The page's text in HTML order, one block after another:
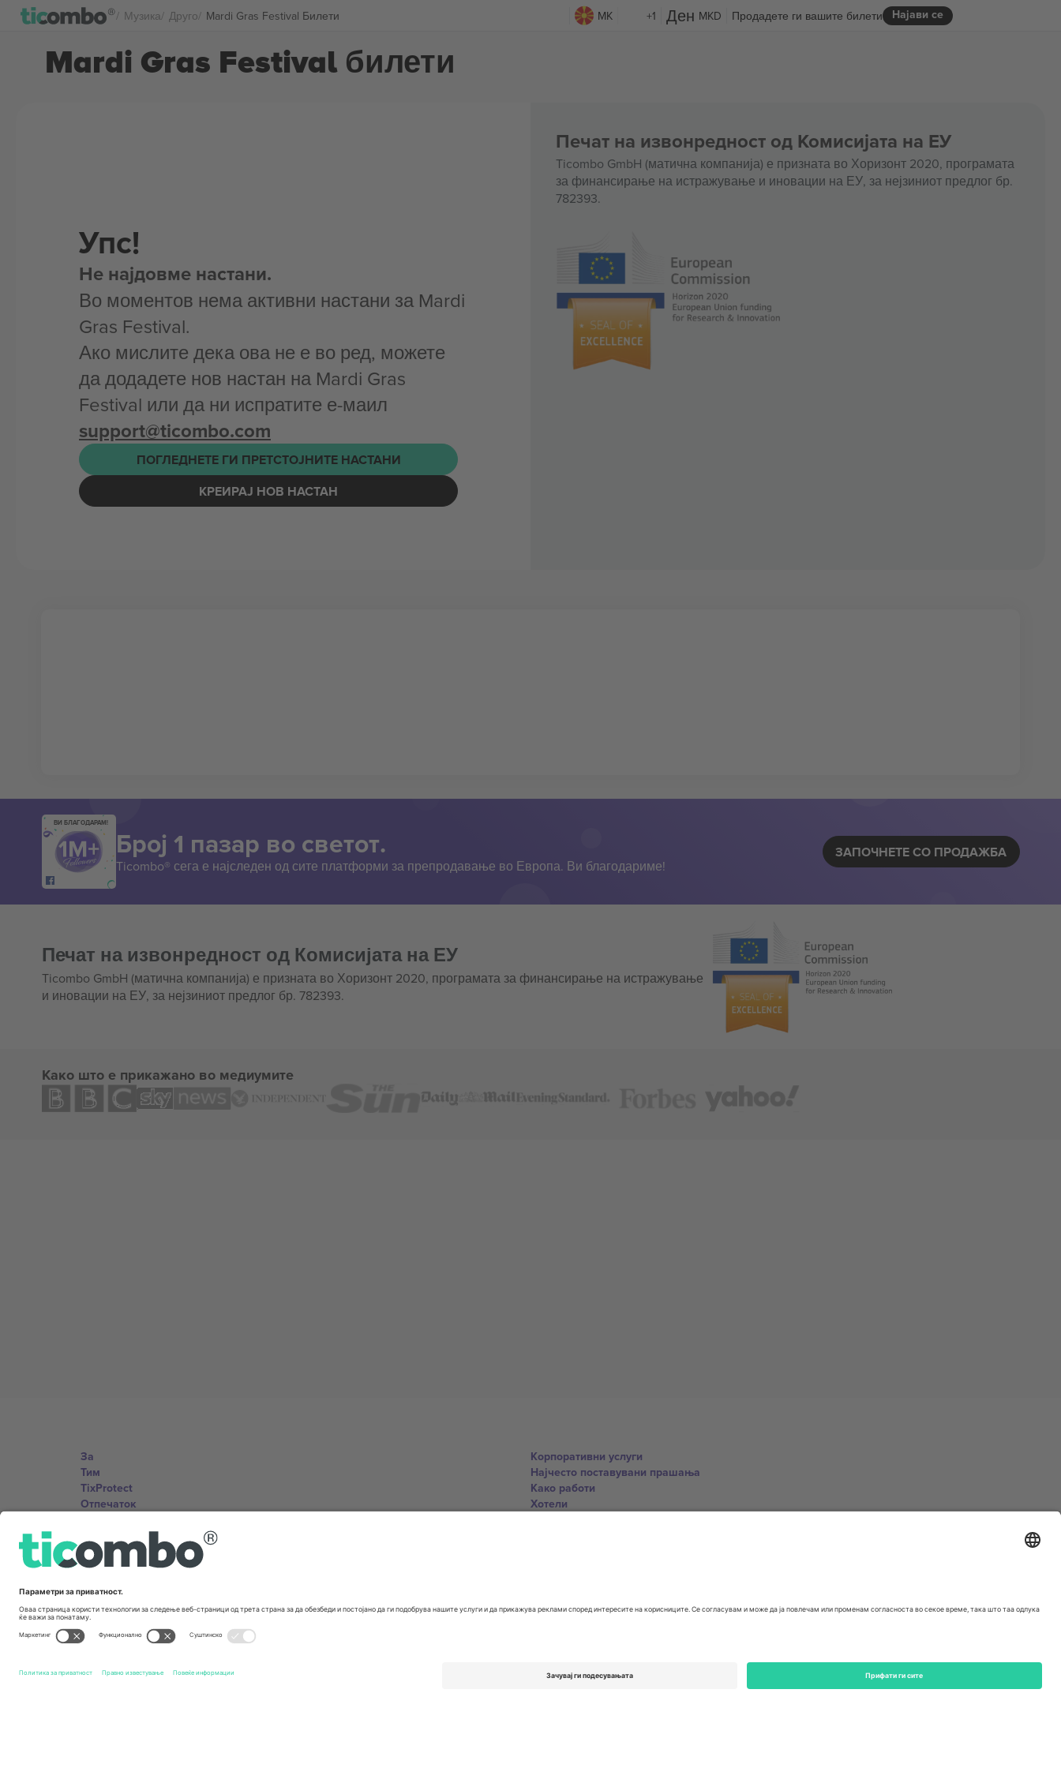
Музика Друго Mardi Gras Festival Билети MK +1 MKD Најави се
Продадете ги вашите билети
Mardi Gras Festival билети
Упс!
Не најдовме настани.
Во моментов нема активни настани за Mardi
Gras Festival.
Ако мислите дека ова не е во ред, можете
да додадете нов настан на Mardi Gras
Festival или да ни испратите е-маил
support@ticombo.com
ПОГЛЕДНЕТЕ ГИ ПРЕТСТОЈНИТЕ НАСТАНИ
КРЕИРАЈ НОВ НАСТАН
Печат на извонредност од Комисијата на ЕУ
Ticombo GmbH (матична компанија) е призната во Хоризонт 2020, програмата
за финансирање на истражување и иновации на ЕУ, за нејзиниот предлог бр.
782393.
ВИ БЛАГОДАРАМ!
Број 1 пазар во светот.
Ticombo® сега е најследен од сите платформи за препродавање во Европа. Ви благодариме!
ЗАПОЧНЕТЕ СО ПРОДАЖБА
Печат на извонредност од Комисијата на ЕУ
Ticombo GmbH (матична компанија) е призната во Хоризонт 2020, програмата за финансирање на истражување
и иновации на ЕУ, за нејзиниот предлог бр. 782393.
Како што е прикажано во медиумите
За
Тим
TixProtect
Отпечаток
Придружна програма
Корпоративни услуги
Најчесто поставувани прашања
Како работи
Хотели